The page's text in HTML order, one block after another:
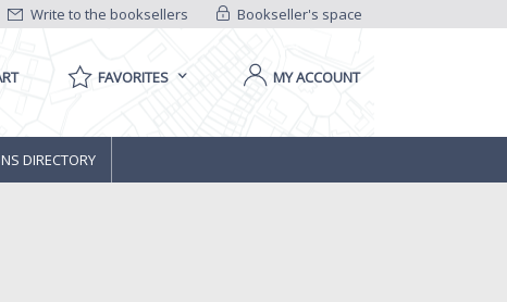
Bookseller's space
Write to the booksellers
FAVORITES MY ACCOUNT
DIRECTORY